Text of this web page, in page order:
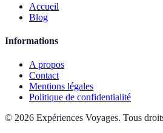
Accueil
Blog
Informations
A propos
Contact
Mentions légales
Politique de confidentialité
© 2026 Expériences Voyages. Tous